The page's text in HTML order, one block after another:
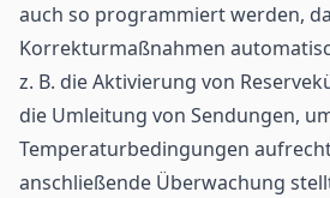
auch so programmiert werden,
Korrekturmaßnahmen
z. B. die Aktivierung von
die Umleitung von Sendungen,
Temperaturbedingungen
anschließende Überwachung